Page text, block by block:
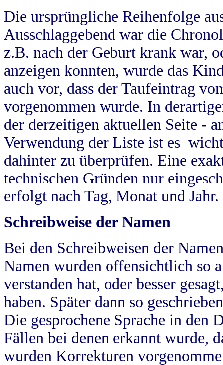
Die ursprüngliche Reihenfolge
Ausschlaggebend war die
z.B. nach der Geburt krank war,
anzeigen konnten, wurde das
auch vor, dass der Taufeintrag
vorgenommen wurde. In
der derzeitigen aktuellen Seite -
Verwendung der Liste ist es
dahinter zu überprüfen. Eine
technischen Gründen nur
erfolgt nach Tag, Monat und Jahr.
Schreibweise der Namen
Bei den Schreibweisen der
Namen wurden offensichtlich so
verstanden hat, oder besser
haben. Später dann so
Die gesprochene Sprache in
Fällen bei denen erkannt wurde,
wurden Korrekturen